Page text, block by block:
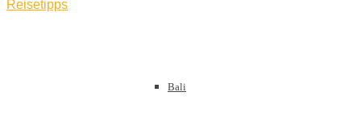
Bali
Reisetipps